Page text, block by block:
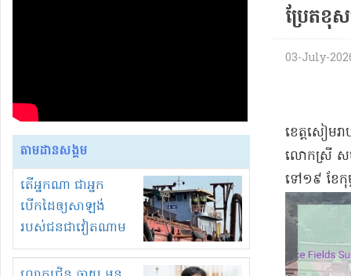
តាមដានសង្គម
តើអ្នកណា ជាអ្នក
បើកដៃឲ្យសាឡង់
របស់ជនជាវៀតណាម
ចូល មកខុស
ច្បាប់លួចបូមខ្សាច់នៅ
ប្រែត
03-July-
ខេត្តសៀមរ
លោកស្រី សម្
ទៅ១៩ ខែកុ